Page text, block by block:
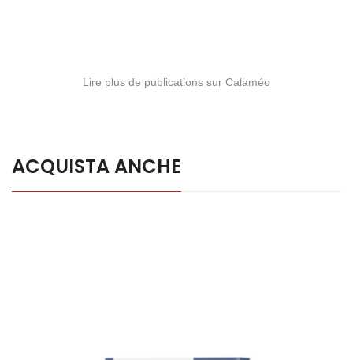
Lire plus de publications sur Calaméo
ACQUISTA ANCHE